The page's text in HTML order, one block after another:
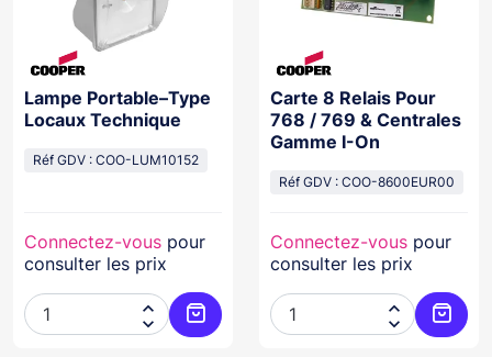
Lampe Portable–Type
Locaux Technique
Réf GDV : COO-LUM10152
Connectez-vous pour
consulter les prix


Ajouter au panier
Carte 8 Relais Pour
768 / 769 & Centrales
Gamme I-On
Réf GDV : COO-8600EUR00
Connectez-vous pour
consulter les prix

